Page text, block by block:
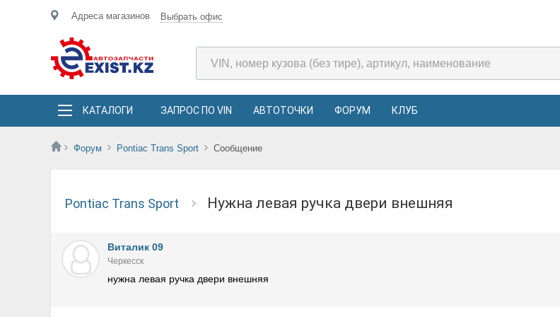
Адреса магазинов Выбрать офис
КАТАЛОГИ ЗАПРОС ПО VIN АВТОТОЧКИ ФОРУМ КЛУБ
Форум Pontiac Trans Sport Сообщение
Pontiac Trans Sport нужна левая ручка двери внешняя
Виталик 09
Черкесск
нужна левая ручка двери внешняя